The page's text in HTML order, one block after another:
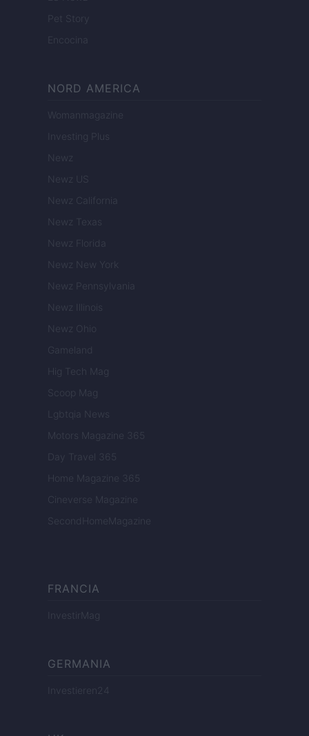
Pet Story
Encocina
NORD AMERICA
Womanmagazine
Investing Plus
Newz
Newz US
Newz California
Newz Texas
Newz Florida
Newz New York
Newz Pennsylvania
Newz Illinois
Newz Ohio
Gameland
Hig Tech Mag
Scoop Mag
Lgbtqia News
Motors Magazine 365
Day Travel 365
Home Magazine 365
Cineverse Magazine
SecondHomeMagazine
FRANCIA
InvestirMag
GERMANIA
Investieren24